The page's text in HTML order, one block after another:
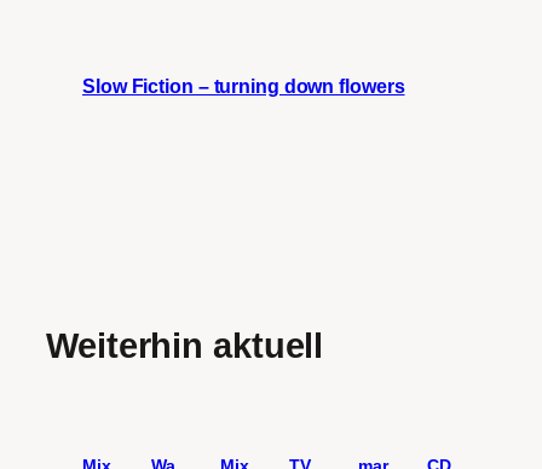
Slow Fiction – turning down flowers
Weiterhin aktuell